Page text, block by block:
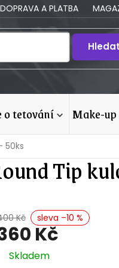
DOPRAVA A PLATBA
Hledat
o tetování make-up
50ks
Tip
Kč –10 %
Kč
Měrná
Skladem